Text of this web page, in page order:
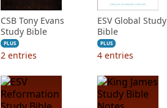
CSB Tony Evans
Study Bible
PLUS
2 entries
ESV Global Study
Bible
PLUS
4 entries